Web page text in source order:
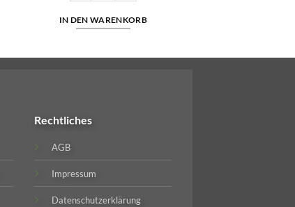
IN DEN WARENKORB
Rechtliches
AGB
Impressum
Datenschutzerklärung